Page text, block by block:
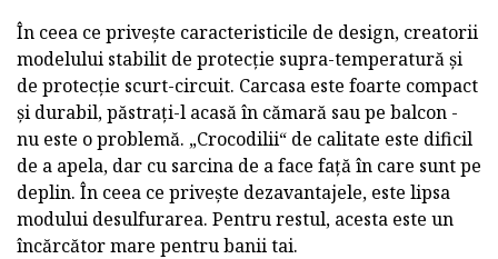
În ceea ce privește caracteristicile de design, creatorii
modelului stabilit de protecție supra-temperatură și
de protecție scurt-circuit. Carcasa este foarte compact
și durabil, păstrați-l acasă în cămară sau pe balcon -
nu este o problemă. „Crocodilii“ de calitate este dificil
de a apela, dar cu sarcina de a face față în care sunt pe
deplin. În ceea ce privește dezavantajele, este lipsa
modului desulfurarea. Pentru restul, acesta este un
încărcător mare pentru banii tai.